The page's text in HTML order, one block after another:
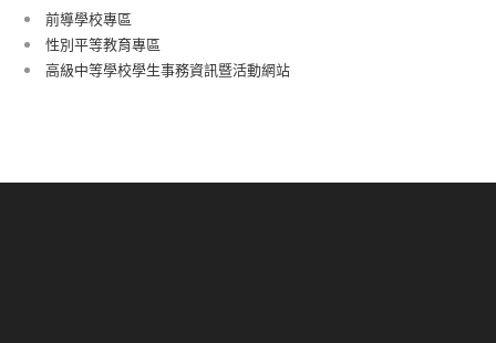
前導學校專區
性別平等教育專區
高級中等學校學生事務資訊暨活動網站